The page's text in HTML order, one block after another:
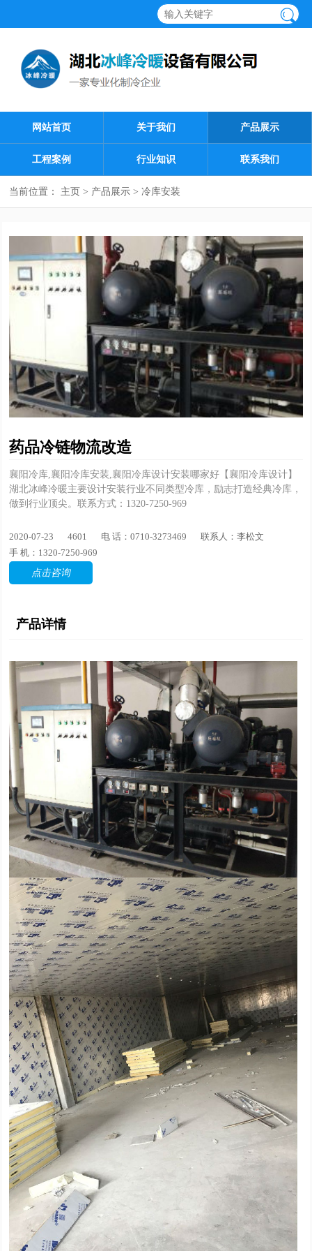
网站首页 关于我们 产品展示
工程案例 行业知识 联系我们
当前位置： 主页 > 产品展示 > 冷库安装
药品冷链物流改造
襄阳冷库,襄阳冷库安装,襄阳冷库设计安装哪家好【襄阳冷库设计】
湖北冰峰冷暖主要设计安装行业不同类型冷库，励志打造经典冷库，
做到行业顶尖。联系方式：1320-7250-969
2020-07-23 4601 电 话：0710-3273469
联系人：李松文
手 机： 1320-7250-969
点击咨询
产品详情